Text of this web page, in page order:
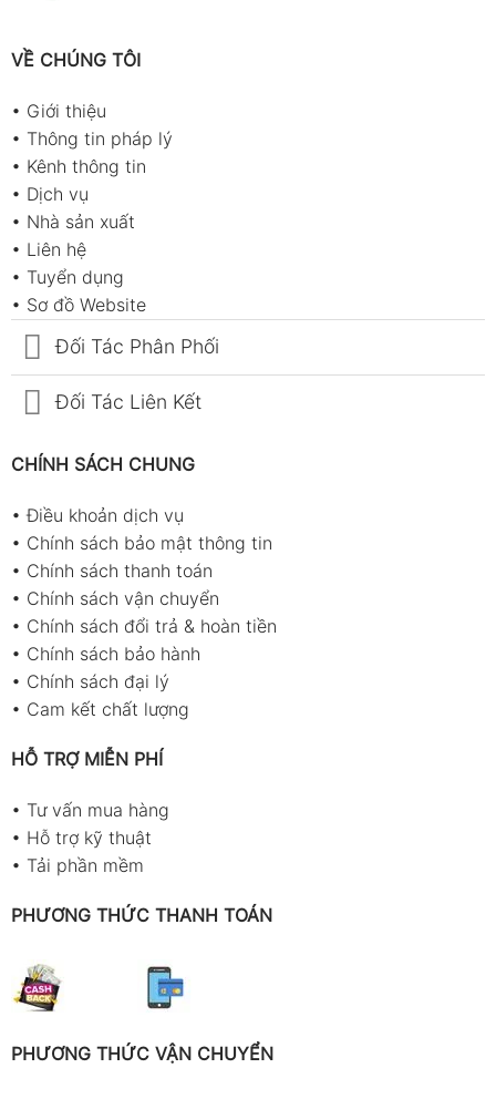
VỀ CHÚNG TÔI
• Giới thiệu
• Thông tin pháp lý
• Kênh thông tin
• Dịch vụ
• Nhà sản xuất
• Liên hệ
• Tuyển dụng
• Sơ đồ Website
Đối Tác Phân Phối
Đối Tác Liên Kết
CHÍNH SÁCH CHUNG
•Điều khoản dịch vụ
• Chính sách bảo mật thông tin
• Chính sách thanh toán
• Chính sách vận chuyển
• Chính sách đổi trả & hoàn tiền
• Chính sách bảo hành
• Chính sách đại lý
• Cam kết chất lượng
HỖ TRỢ MIỄN PHÍ
• Tư vấn mua hàng
• Hỗ trợ kỹ thuật
• Tải phần mềm
PHƯƠNG THỨC THANH TOÁN
PHƯƠNG THỨC VẬN CHUYỂN